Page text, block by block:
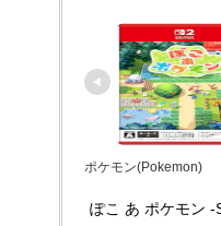
ポケモン(Pokemon)
ぽこ あ ポケモン -